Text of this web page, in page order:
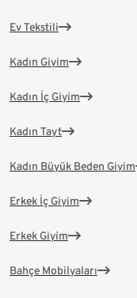
Ev Tekstili
Kadın Giyim
Kadın İç Giyim
Kadın Tayt
Kadın Büyük Beden Giyim
Erkek İç Giyim
Erkek Giyim
Bahçe Mobilyaları